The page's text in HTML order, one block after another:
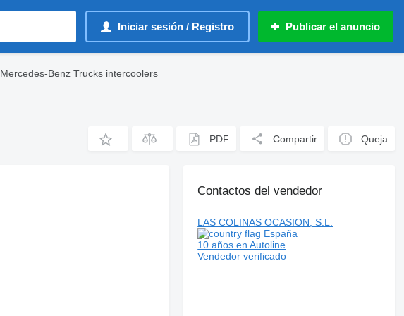
Iniciar sesión / Registro Publicar el anuncio
Mercedes-Benz Trucks intercoolers
PDF Compartir Queja
Contactos del vendedor
LAS COLINAS OCASION, S.L.
España
10 años en Autoline
Vendedor verificado